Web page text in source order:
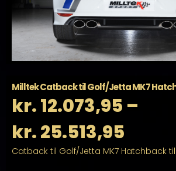
Milltek Catback til Golf/Jetta MK7
kr.12.073,95 –
kr.25.513,95
kr.
Catback til Golf/Jetta MK7 Hatchback